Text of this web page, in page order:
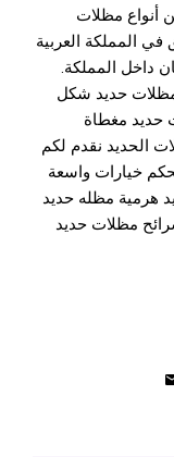
أنواع مظلات
المملكة العربية
داخل المملكة.
مظلات حديد شكل
حديد مغطاة
الحديد نقدم لكم
خيارات واسعة
هرمية مظله حديد
مظلات حديد